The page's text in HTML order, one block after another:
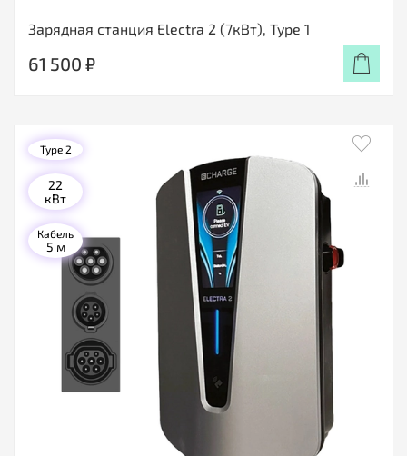
Зарядная станция Electra 2 (7кВт), Type 1
61 500 ₽
Type 2
22
кВт
Кабель
5 м